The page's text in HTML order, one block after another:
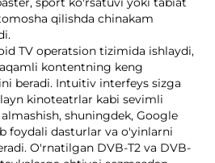
qilishda chinakam
TV operatsion tizimida ishlaydi,
kontentning keng
beradi. Intuitiv interfeys sizga
kinoteatrlar kabi sevimli
shuningdek, Google
foydali dasturlar va o'yinlarni
O'rnatilgan DVB-T2 va DVB-